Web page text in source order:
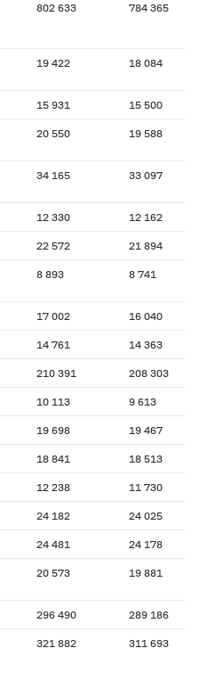
802 633 784 365
19 422 18 084
15 931 15 500
20 550 19 588
34 165 33 097
12 330 12 162
22 572 21 894
8 893 8 741
17 002 16 040
14 761 14 363
210 391 208 303
10 113 9 613
19 698 19 467
18 841 18 513
12 238 11 730
24 182 24 025
24 481 24 178
20 573 19 881
296 490 289 186
321 882 311 693